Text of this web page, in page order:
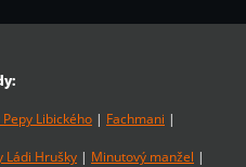
Pepy Libického | Fachmani |
Ládi Hrušky | Minutový manžel |